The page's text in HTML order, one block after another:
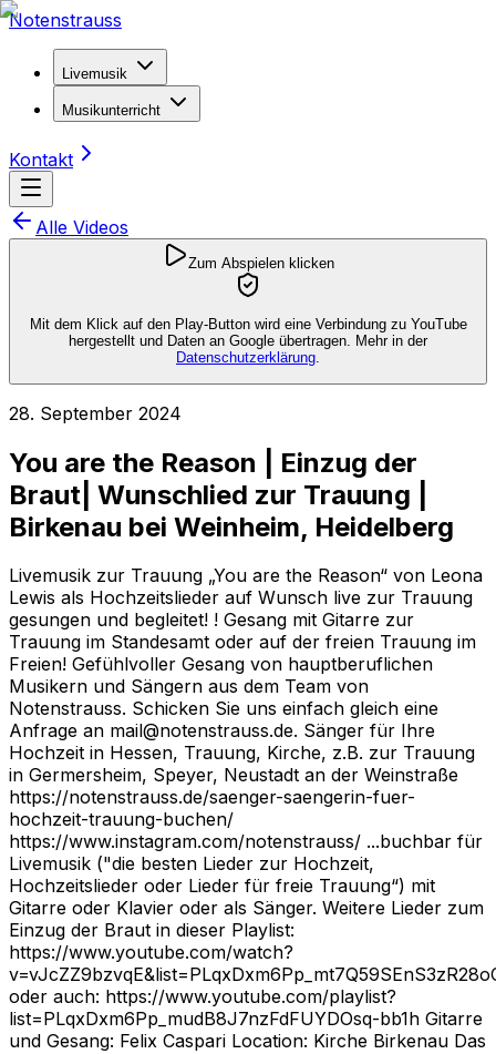
Notenstrauss
Livemusik
Musikunterricht
Kontakt
Alle Videos
Zum Abspielen klicken
Mit dem Klick auf den Play-Button wird eine Verbindung zu YouTube
hergestellt und Daten an Google übertragen. Mehr in der
Datenschutzerklärung.
28. September 2024
You are the Reason | Einzug der
Braut| Wunschlied zur Trauung |
Birkenau bei Weinheim, Heidelberg
Livemusik zur Trauung „You are the Reason“ von Leona
Lewis als Hochzeitslieder auf Wunsch live zur Trauung
gesungen und begleitet! ! Gesang mit Gitarre zur
Trauung im Standesamt oder auf der freien Trauung im
Freien! Gefühlvoller Gesang von hauptberuflichen
Musikern und Sängern aus dem Team von
Notenstrauss. Schicken Sie uns einfach gleich eine
Anfrage an mail@notenstrauss.de. Sänger für Ihre
Hochzeit in Hessen, Trauung, Kirche, z.B. zur Trauung
in Germersheim, Speyer, Neustadt an der Weinstraße
https://notenstrauss.de/saenger-saengerin-fuer-
hochzeit-trauung-buchen/
https://www.instagram.com/notenstrauss/ ...buchbar für
Livemusik ("die besten Lieder zur Hochzeit,
Hochzeitslieder oder Lieder für freie Trauung“) mit
Gitarre oder Klavier oder als Sänger. Weitere Lieder zum
Einzug der Braut in dieser Playlist:
https://www.youtube.com/watch?
oder auch: https://www.youtube.com/playlist?
list=PLqxDxm6Pp_mudB8J7nzFdFUYDOsq-bb1h Gitarre
und Gesang: Felix Caspari Location: Kirche Birkenau Das